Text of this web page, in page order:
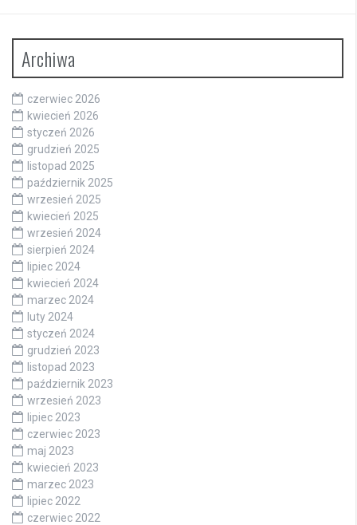
Archiwa
czerwiec 2026
kwiecień 2026
styczeń 2026
grudzień 2025
listopad 2025
październik 2025
wrzesień 2025
kwiecień 2025
wrzesień 2024
sierpień 2024
lipiec 2024
kwiecień 2024
marzec 2024
luty 2024
styczeń 2024
grudzień 2023
listopad 2023
październik 2023
wrzesień 2023
lipiec 2023
czerwiec 2023
maj 2023
kwiecień 2023
marzec 2023
lipiec 2022
czerwiec 2022